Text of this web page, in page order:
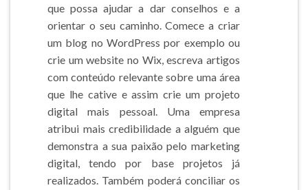
que possa ajudar a dar conselhos e a
orientar o seu caminho. Comece a criar
um blog no WordPress por exemplo ou
crie um website no Wix, escreva artigos
com conteúdo relevante sobre uma área
que lhe cative e assim crie um projeto
digital mais pessoal. Uma empresa
atribui mais credibilidade a alguém que
demonstra a sua paixão pelo marketing
digital, tendo por base projetos já
realizados. Também poderá conciliar os